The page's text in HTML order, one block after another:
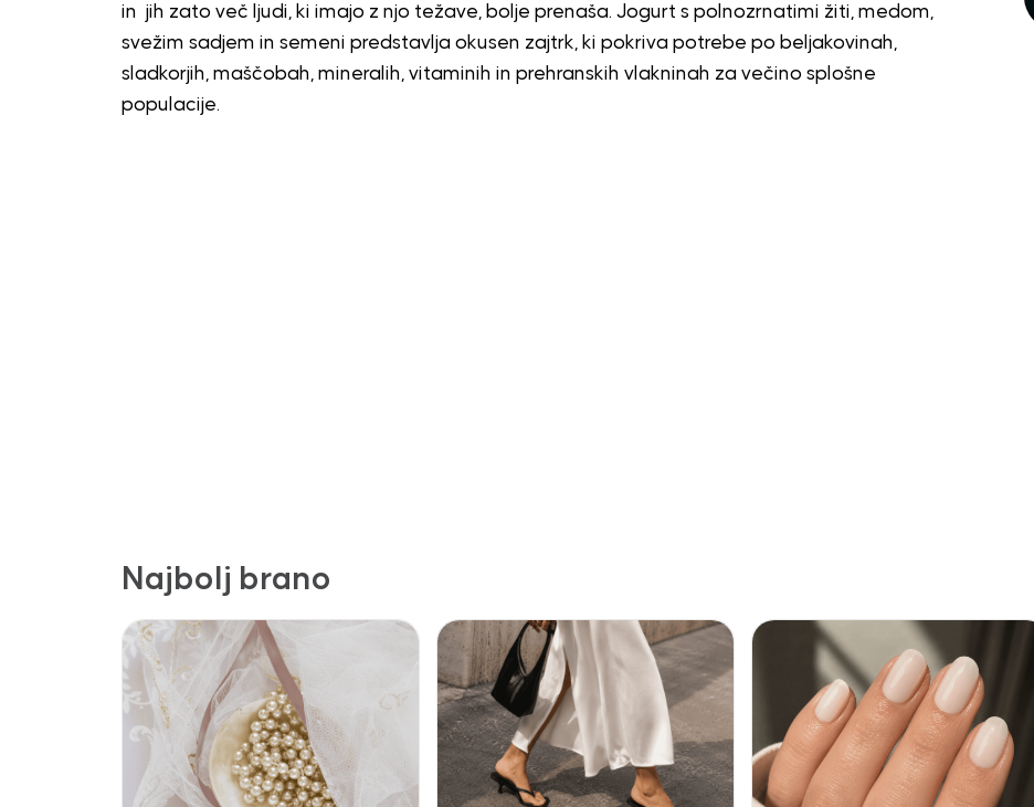
in jih zato več ljudi, ki imajo z njo težave, bolje prenaša. Jogurt s polnozrnatimi žiti, medom,
svežim sadjem in semeni predstavlja okusen zajtrk, ki pokriva potrebe po beljakovinah,
sladkorjih, maščobah, mineralih, vitaminih in prehranskih vlakninah za večino splošne
populacije.
Najbolj brano